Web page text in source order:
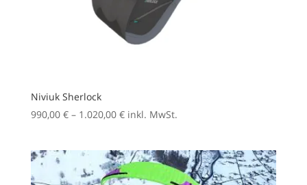
Niviuk Sherlock
990,00 € – 1.020,00 €Preisspanne:
1.020,00 €
inkl. MwSt.